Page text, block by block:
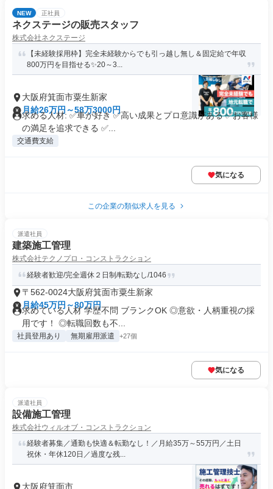
NEW 正社員
ネクステージの販売スタッフ
株式会社ネクステージ
【未経験採用枠】完全未経験からでも引っ越し無し＆固定給で年収
800万円を目指せる✨20～3...
大阪府箕面市粟生新家
月給26万円～58万3000円
求める人材: ✅車が好き ✅高い成果とプロ意識がある ✅お客様
の満足を追求できる ✅...
交通費支給
気になる
この企業の類似求人を見る
派遣社員
建築施工管理
株式会社テクノプロ・コンストラクション
経験者歓迎/完全週休２日制/転勤なし/1046
〒562-0024大阪府箕面市粟生新家
月給45万円～80万円
求めている人材 学歴不問 ブランクOK ◎意欲・人柄重視の採
用です！ ◎転職回数も不...
社員登用あり 無期雇用派遣 +27個
気になる
派遣社員
設備施工管理
株式会社ウィルオブ・コンストラクション
経験者募集／通勤も快適＆転勤なし！／月給35万～55万円／土日
祝休・年休120日／過度な残...
大阪府箕面市